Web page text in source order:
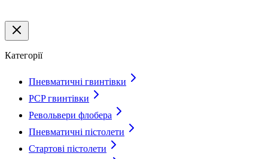
Категорії
Пневматичні гвинтівки
PCP гвинтівки
Револьвери флобера
Пневматичні пістолети
Стартові пістолети